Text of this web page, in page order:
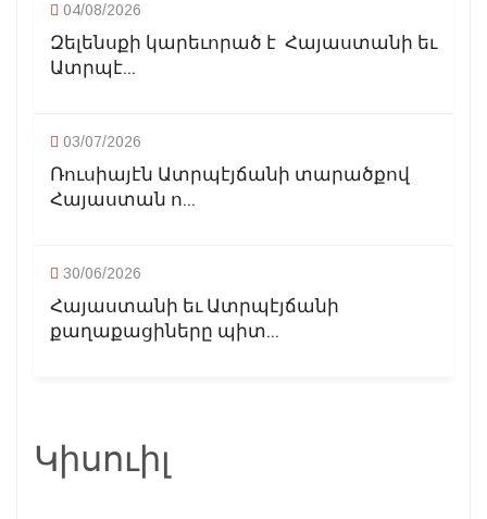
04/08/2026
Զելենսքի կարեւորած է Հայաստանի եւ
Ատրպէ...
03/07/2026
Ռուսիայէն Ատրպէյճանի տարածքով
Հայաստան ո...
30/06/2026
Հայաստանի եւ Ատրպէյճանի
քաղաքացիները պիտ...
Կիսուիլ